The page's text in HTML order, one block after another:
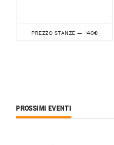
PREZZO STANZE — 140€
PROSSIMI EVENTI